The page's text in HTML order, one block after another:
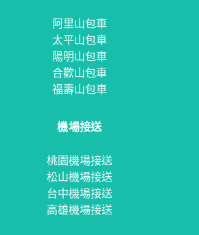
阿里山包車
太平山包車
陽明山包車
合歡山包車
福壽山包車
機場接送
桃園機場接送
松山機場接送
台中機場接送
高雄機場接送